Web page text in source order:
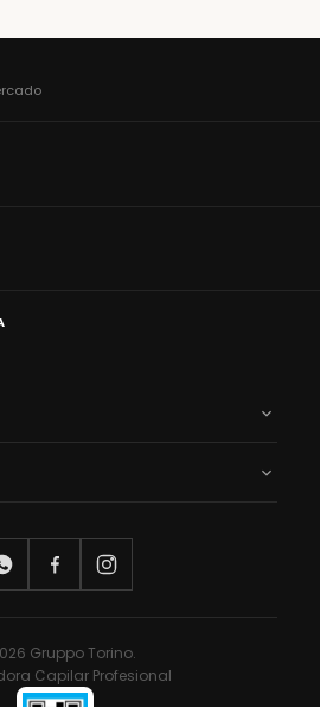
Gruppo Torino.
Capilar Profesional